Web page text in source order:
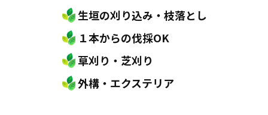
生垣の刈り込み・枝落とし
１本からの伐採OK
草刈り・芝刈り
外構・エクステリア